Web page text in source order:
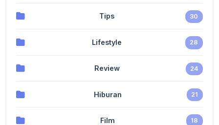
Tips 30
Lifestyle 28
Review 24
Hiburan 21
Film 18